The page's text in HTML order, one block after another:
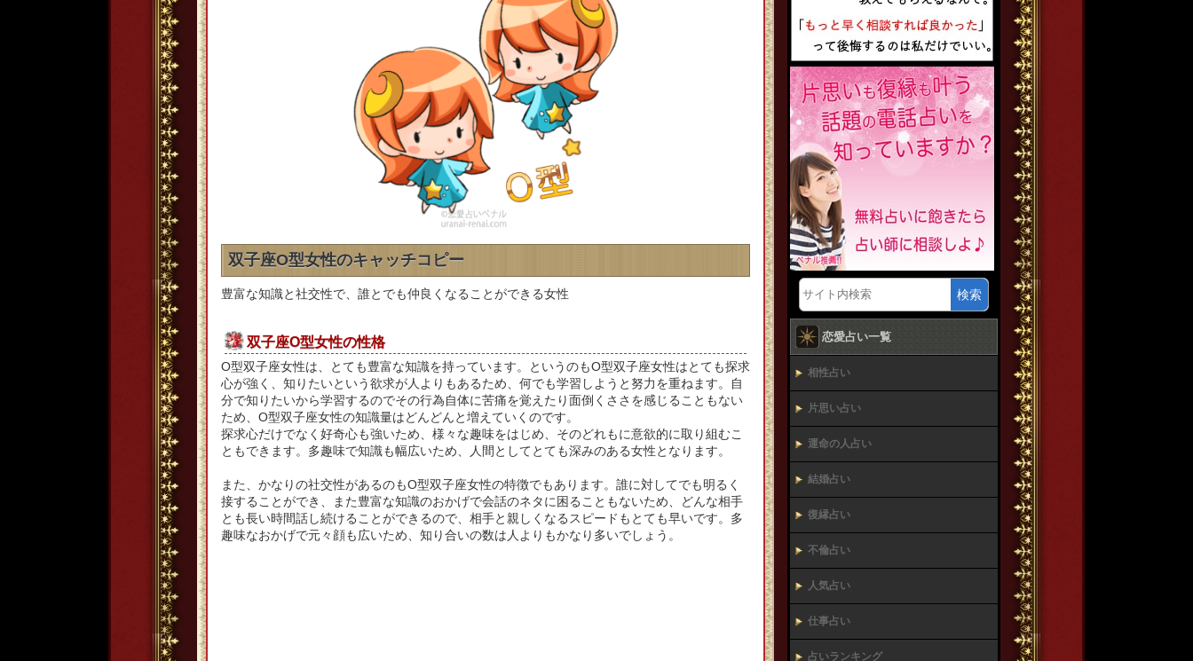
双子座O型女性のキャッチコピー
豊富な知識と社交性で、誰とでも仲良くなることができる女性
双子座O型女性の性格
O型双子座女性は、とても豊富な知識を持っています。というのもO型双子座女性はとても探求
心が強く、知りたいという欲求が人よりもあるため、何でも学習しようと努力を重ねます。自
分で知りたいから学習するのでその行為自体に苦痛を覚えたり面倒くささを感じることもない
ため、O型双子座女性の知識量はどんどんと増えていくのです。
探求心だけでなく好奇心も強いため、様々な趣味をはじめ、そのどれもに意欲的に取り組むこ
ともできます。多趣味で知識も幅広いため、人間としてとても深みのある女性となります。
また、かなりの社交性があるのもO型双子座女性の特徴でもあります。誰に対してでも明るく
接することができ、また豊富な知識のおかげで会話のネタに困ることもないため、どんな相手
とも長い時間話し続けることができるので、相手と親しくなるスピードもとても早いです。多
趣味なおかげで元々顔も広いため、知り合いの数は人よりもかなり多いでしょう。
検索
恋愛占い一覧
相性占い
片思い占い
運命の人占い
結婚占い
復縁占い
不倫占い
人気占い
仕事占い
占いランキング